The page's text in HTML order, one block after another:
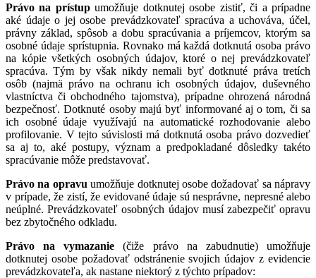
Právo na prístupumožňuje dotknutej osobe zistiť, či a prípadne
aké údaje o jej osobe prevádzkovateľ spracúva a uchováva, účel,
právny základ, spôsob a dobu spracúvania a príjemcov, ktorým sa
osobné údaje sprístupnia. Rovnako má každá dotknutá osoba právo
na kópie všetkých osobných údajov, ktoré o nej prevádzkovateľ
spracúva. Tým by však nikdy nemali byť dotknuté práva tretích
osôb (najmä právo na ochranu ich osobných údajov, duševného
vlastníctva či obchodného tajomstva), prípadne ohrozená národná
bezpečnosť. Dotknuté osoby majú byť informované aj o tom, či sa
ich osobné údaje využívajú na automatické rozhodovanie alebo
profilovanie. V tejto súvislosti má dotknutá osoba právo dozvedieť
sa aj to, aké postupy, význam a predpokladané dôsledky takéto
spracúvanie môže predstavovať.
Právo na opravu umožňuje dotknutej osobe dožadovať sa nápravy
v prípade, že zistí, že evidované údaje sú nesprávne, nepresné alebo
neúplné. Prevádzkovateľ osobných údajov musí zabezpečiť opravu
bez zbytočného odkladu.
Právo na vymazanie (čiže právo na zabudnutie) umožňuje
dotknutej osobe požadovať odstránenie svojich údajov z evidencie
prevádzkovateľa, ak nastane niektorý z týchto prípadov: